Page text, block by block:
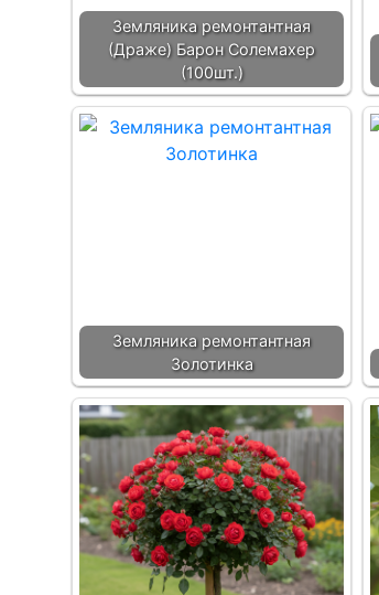
Земляника ремонтантная
(Драже) Барон Солемахер
(100шт.)
Земляника ремонтантная
Золотинка